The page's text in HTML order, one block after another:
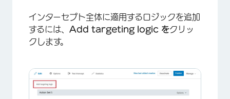
インターセプト全体に適用するロジックを追加
するには、 Add targeting logic をクリッ
クします。